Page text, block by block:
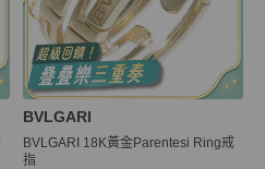
BVLGARI
BVLGARI 18K黃金Parentesi Ring戒
指